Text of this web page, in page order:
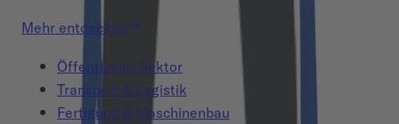
Mehr entdecken
Öffentlicher Sektor
Transport & Logistik
Fertigung & Maschinenbau